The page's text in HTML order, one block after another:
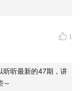
1
听听最新的47期，讲
～